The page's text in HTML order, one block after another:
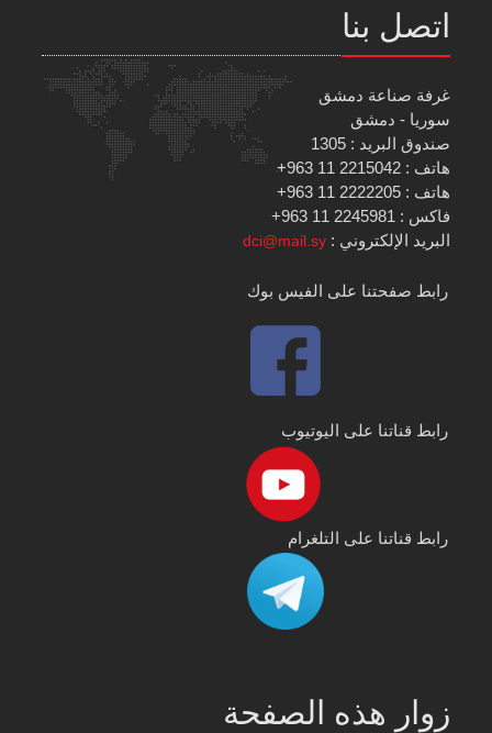
اتصل بنا
غرفة صناعة دمشق
سوريا - دمشق
صندوق البريد : 1305
هاتف : 2215042 11 963+
هاتف : 2222205 11 963+
فاكس : 2245981 11 963+
البريد الإلكتروني :dci@mail.sy
رابط صفحتنا على الفيس بوك
رابط قناتنا على اليوتيوب
رابط قناتنا على التلغرام
زوار هذه الصفحة